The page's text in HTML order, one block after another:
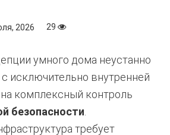
2026 29
умного дома неустанно
исключительно внутренней
комплексный контроль
безопасности
требует